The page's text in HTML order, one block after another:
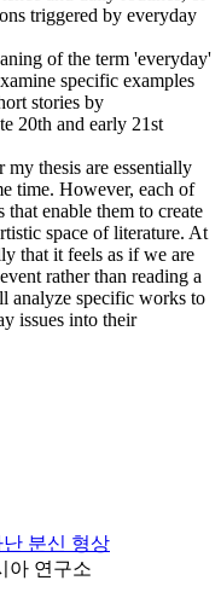
triggered by everyday
of the term 'everyday'
specific examples
stories by
20th and early 21st
thesis are essentially
time. However, each of
that enable them to create
space of literature. At
that it feels as if we are
rather than reading a
analyze specific works to
issues into their
분신 형상
아 연구소